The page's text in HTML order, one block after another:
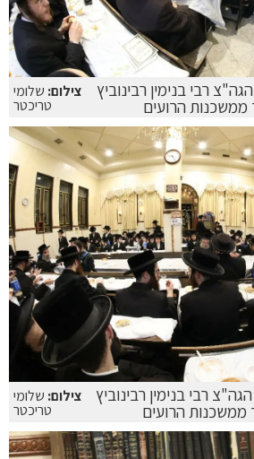
רבי בנימין רבינוביץ
הרועים
צילום: שלומי
טריכטר
רבי בנימין רבינוביץ
הרועים
צילום: שלומי
טריכטר